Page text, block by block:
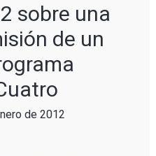
sobre una
de un
de 2012